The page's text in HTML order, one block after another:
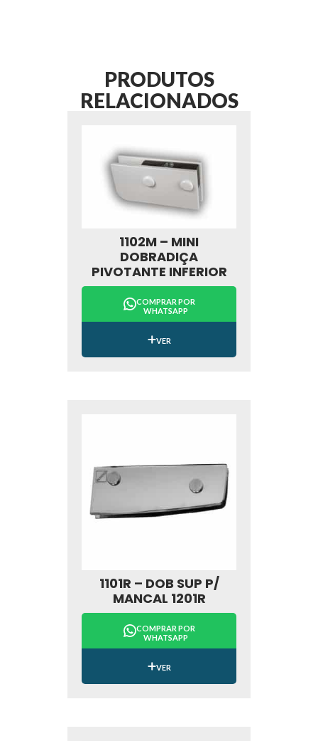
PRODUTOS
RELACIONADOS
1102M – MINI
DOBRADIÇA
PIVOTANTE INFERIOR
COMPRAR POR
WHATSAPP
VER
1101R – DOB SUP P/
MANCAL 1201R
COMPRAR POR
WHATSAPP
VER